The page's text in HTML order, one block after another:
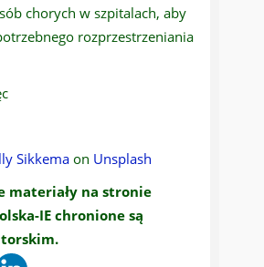
chorych w szpitalach, aby
rozprzestrzeniania
Sikkema on Unsplash
materiały na stronie
IE chronione są